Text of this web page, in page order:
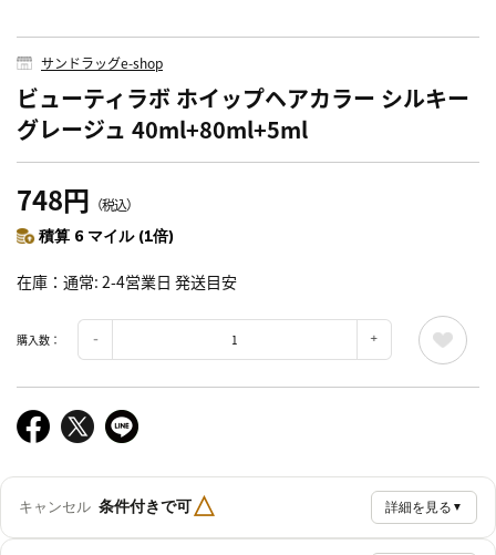
サンドラッグe-shop
ビューティラボ ホイップヘアカラー シルキー
グレージュ 40ml+80ml+5ml
748円 （税込）
積算 6 マイル (1倍)
在庫 通常: 2-4営業日 発送目安
購入数：
キャンセル 条件付きで可△ 詳細を見る ▼